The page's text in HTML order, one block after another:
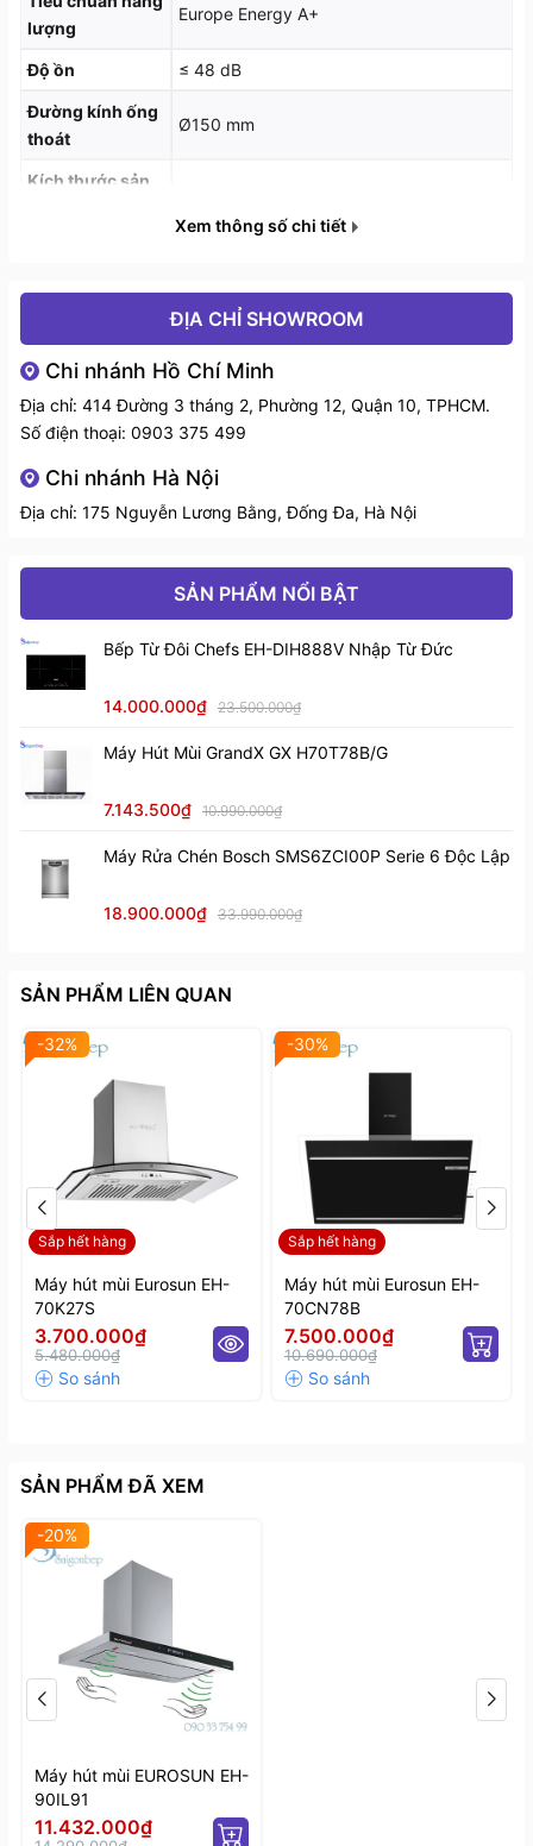
đem đến hiệu ứng thẩm mỹ tạo được sự chú ý.
>> Tham khảo thêm các sản phẩm
Eurosun
lượng
Europe Energy A+
Độ ồn ≤ 48 dB
Đường kính ống
thoát
Ø150 mm
Kích thước sản
Xem thông số chi tiết
ĐỊA CHỈ SHOWROOM
Chi nhánh Hồ Chí Minh
Địa chỉ: 414 Đường 3 tháng 2, Phường 12, Quận 10, TPHCM.
Số điện thoại: 0903 375 499
Chi nhánh Hà Nội
Địa chỉ: 175 Nguyễn Lương Bằng, Đống Đa, Hà Nội
SẢN PHẨM NỔI BẬT
Bếp Từ Đôi Chefs EH-DIH888V Nhập Từ Đức
14.000.000₫ 23.500.000₫
Máy Hút Mùi GrandX GX H70T78B/G
7.143.500₫ 10.990.000₫
Máy Rửa Chén Bosch SMS6ZCI00P Serie 6 Độc Lập
18.900.000₫ 33.990.000₫
SẢN PHẨM LIÊN QUAN
Sắp hết hàng
-32%
Máy hút mùi Eurosun EH-
70K27S
3.700.000₫
5.480.000₫
Sắp hết hàng
-30%
Máy hút mùi Eurosun EH-
70CN78B
7.500.000₫
10.690.000₫
SẢN PHẨM ĐÃ XEM
-20%
Máy hút mùi EUROSUN EH-
90IL91
11.432.000₫